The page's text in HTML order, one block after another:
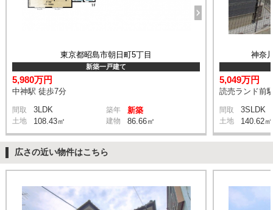
東京都昭島市朝日町5丁目
新築一戸建て
5,980万円
中神駅 徒歩7分
間取 3LDK 築年 新築
土地 108.43㎡ 建物 86.66㎡
神奈
5,049万円
読売ランド前
間取 3SLDK
土地 140.62㎡
広さの近い物件はこちら